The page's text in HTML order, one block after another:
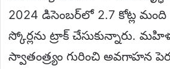
2024 డిసెంబర్‌లో 2.7 కోట్ల మంది
స్కోర్లను ట్రాక్ చేసుకున్నారు.
స్వాతంత్ర్యం గురించి అవగాహన